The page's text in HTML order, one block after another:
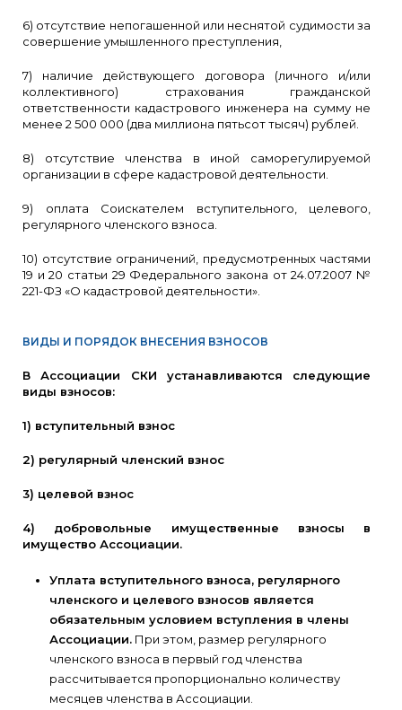
6) отсутствие непогашенной или неснятой судимости за
совершение умышленного преступления,
7) наличие действующего договора (личного и/или
коллективного) страхования гражданской
ответственности кадастрового инженера на сумму не
менее 2 500 000 (два миллиона пятьсот тысяч) рублей.
8) отсутствие членства в иной саморегулируемой
организации в сфере кадастровой деятельности.
9) оплата Соискателем вступительного, целевого,
регулярного членского взноса.
10) отсутствие ограничений, предусмотренных частями
19 и 20 статьи 29 Федерального закона от 24.07.2007 №
221-ФЗ «О кадастровой деятельности».
ВИДЫ И ПОРЯДОК ВНЕСЕНИЯ ВЗНОСОВ
В Ассоциации СКИ устанавливаются следующие
виды взносов:
1) вступительный взнос
2) регулярный членский взнос
3) целевой взнос
4) добровольные имущественные взносы в
имущество Ассоциации.
Уплата вступительного взноса, регулярного
членского и целевого взносов является
обязательным условием вступления в члены
Ассоциации. При этом, размер регулярного
членского взноса в первый год членства
рассчитывается пропорционально количеству
месяцев членства в Ассоциации.